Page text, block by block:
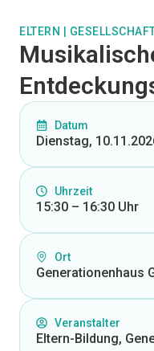
ELTERN
Datum
Dienstag,
Uhrzeit
15:30 – 16:30 Uhr
Ort
Generationenhaus
Veranstalter
Eltern-Bildung,